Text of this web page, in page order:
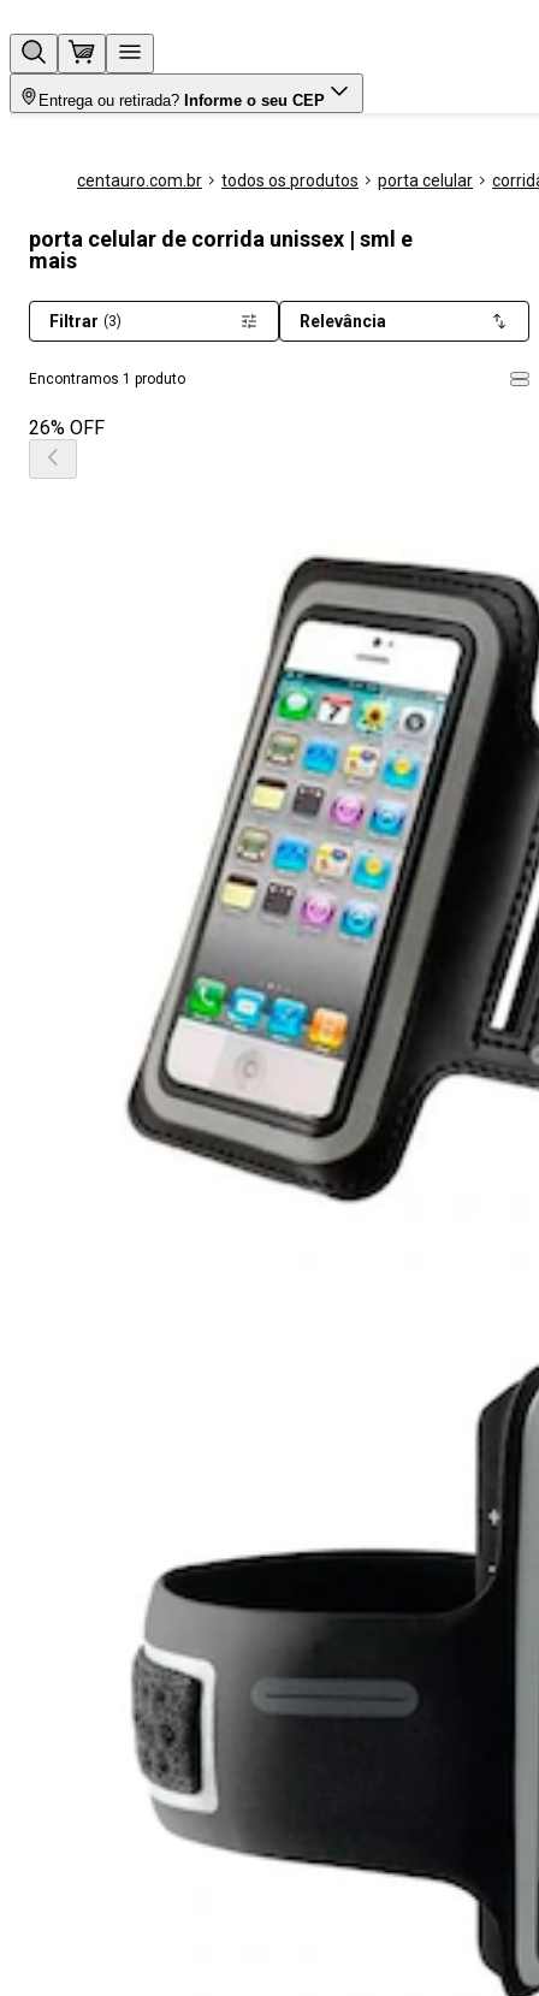
Entrega ou retirada? Informe o seu CEP
centauro.com.br todos os produtos porta celular
porta celular de corrida unissex | sml e
mais
Encontramos 1 produto
Filtrar (3) Relevância
26% OFF